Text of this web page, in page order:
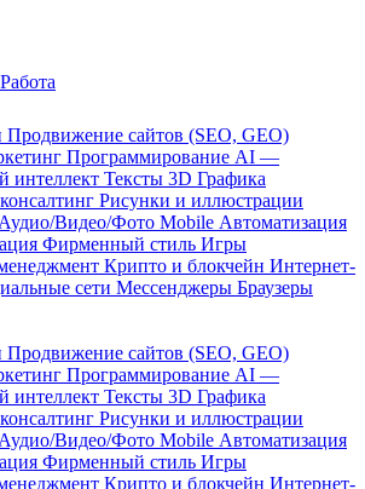
Работа
Продвижение сайтов (SEO, GEO)
Программирование AI —
интеллект Тексты 3D Графика
Рисунки и иллюстрации
Аудио/Видео/Фото Mobile Автоматизация
Фирменный стиль Игры
Крипто и блокчейн Интернет-
сети Мессенджеры Браузеры
Продвижение сайтов (SEO, GEO)
Программирование AI —
интеллект Тексты 3D Графика
Рисунки и иллюстрации
Аудио/Видео/Фото Mobile Автоматизация
Фирменный стиль Игры
Крипто и блокчейн Интернет-